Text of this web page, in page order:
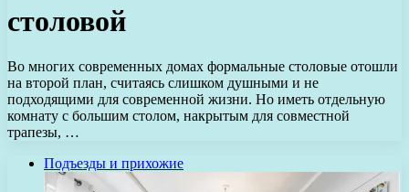
столовой
Во многих современных домах формальные столовые отошли
на второй план, считаясь слишком душными и не
подходящими для современной жизни. Но иметь отдельную
комнату с большим столом, накрытым для совместной
трапезы, …
Подъезды и прихожие